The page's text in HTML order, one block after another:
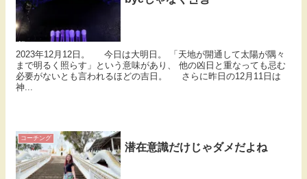
2023年12月12日。 今日は大明日。 「天地が開通して太陽が隅々
まで明るく照らす」という意味があり、 他の凶日と重なっても忌む
必要がないとも言われるほどの吉日。 さらに昨日の12月11日は
神...
コーチング
潜在意識だけじゃダメだよね